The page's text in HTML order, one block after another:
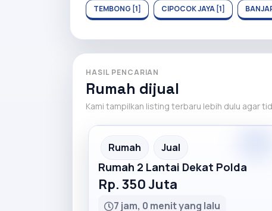
TEMBONG [1] CIPOCOK JAYA [1]
HASIL PENCARIAN
Rumah dijual
Kami tampilkan listing terbaru lebih dulu agar
Recommended
Rumah Jual
Rumah 2 Lantai Dekat Polda
Rp. 350 Juta
7 jam, 0 menit yang lalu